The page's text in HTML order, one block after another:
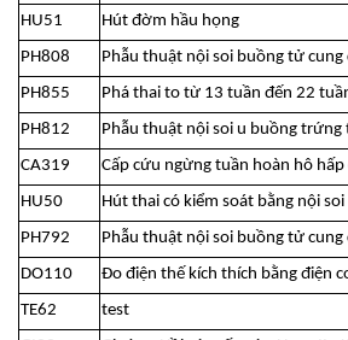
HU51
Hút đờm hầu họng
PH808
Phẫu thuật nội soi buồng tử
PH855
Phá thai to từ 13 tuần đến 22
PH812
Phẫu thuật nội soi u buồng
CA319
Cấp cứu ngừng tuần hoàn hô hấp
HU50
Hút thai có kiểm soát bằng nội soi
PH792
Phẫu thuật nội soi buồng tử
DO110
Đo điện thế kích thích bằng điện
TE62
test